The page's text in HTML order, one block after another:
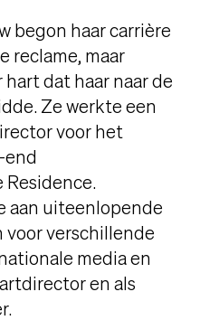
begon haar carrière
reclame, maar
hart dat haar naar de
Ze werkte een
voor het
end
aan uiteenlopende
verschillende
media en
en als